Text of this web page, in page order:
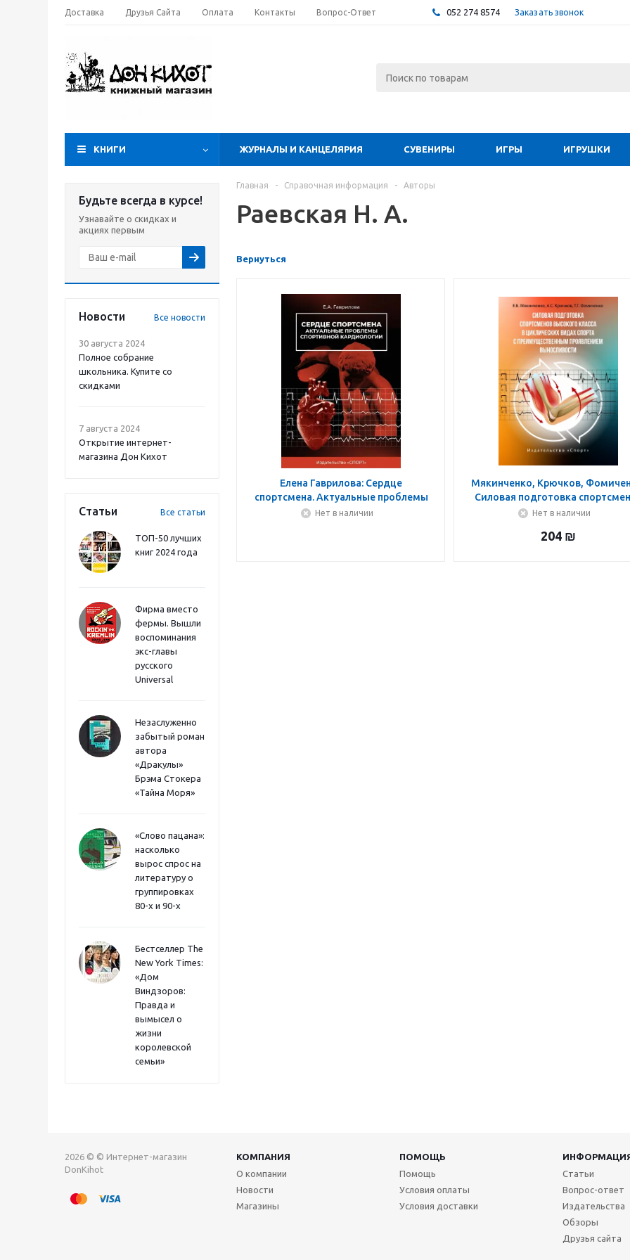
Доставка Друзья Сайта Оплата Контакты Вопрос-Ответ 052 274 8574 Заказать звонок
КНИГИ ЖУРНАЛЫ И КАНЦЕЛЯРИЯ СУВЕНИРЫ ИГРЫ ИГРУШКИ
Будьте всегда в курсе!
Узнавайте о скидках и
акциях первым
Новости Все новости
30 августа 2024
Полное собрание
школьника. Купите со
скидками
7 августа 2024
Открытие интернет-
магазина Дон Кихот
Статьи Все статьи
ТОП-50 лучших
книг 2024 года
Фирма вместо
фермы. Вышли
воспоминания
экс-главы
русского
Universal
Незаслуженно
забытый роман
автора
«Дракулы»
Брэма Стокера
«Тайна Моря»
«Слово пацана»:
насколько
вырос спрос на
литературу о
группировках
80-х и 90-х
Бестселлер The
New York Times:
«Дом
Виндзоров:
Правда и
вымысел о
жизни
королевской
семьи»
Главная - Справочная информация - Авторы
Раевская Н. А.
Вернуться
Елена Гаврилова: Сердце
спортсмена. Актуальные проблемы
спортивной кардиологии.
Нет в наличии
Мякинченко, Крючков,
Силовая подготовка
высокого класса в циклических
Нет в наличии
204 ₪
2026 © © Интернет-магазин
DonKihot
КОМПАНИЯ ПОМОЩЬ
О компании
Новости
Магазины
Помощь
Условия оплаты
Условия доставки
Статьи
Вопрос-ответ
Издательства
Обзоры
Друзья сайта